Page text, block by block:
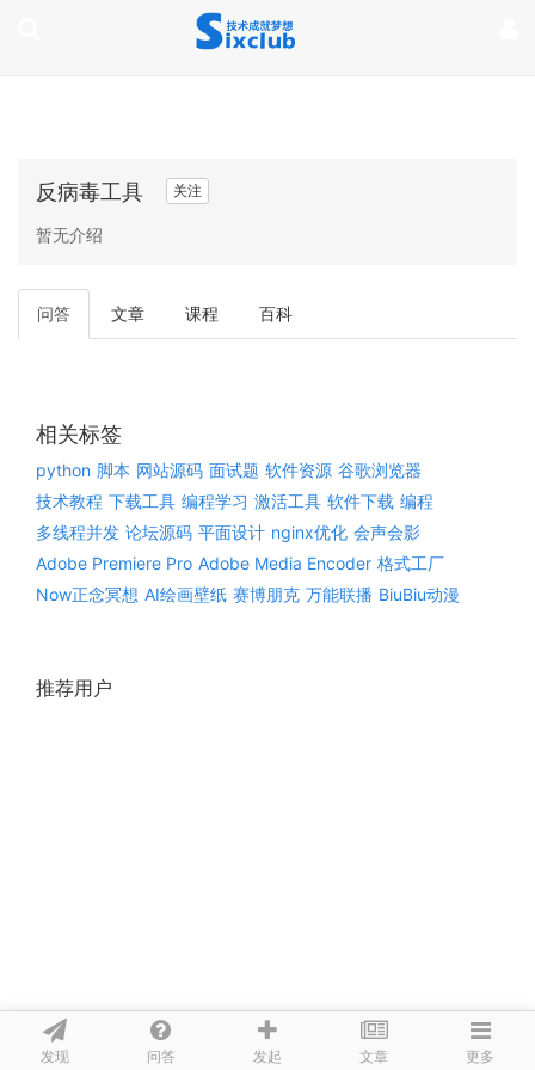
发现 问答 发起 文章 更多
反病毒工具 关注
暂无介绍
问答 文章 课程 百科
相关标签
python 脚本 网站源码 面试题 软件资源 谷歌浏览器
技术教程 下载工具 编程学习 激活工具 软件下载 编程
多线程并发 论坛源码 平面设计 nginx优化 会声会影
Adobe Premiere Pro Adobe Media Encoder 格式工厂
Now正念冥想 AI绘画壁纸 赛博朋克 万能联播 BiuBiu动漫
推荐用户